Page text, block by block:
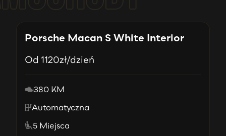
Porsche Macan S White Interior
Od 1120zł/dzień
380 KM
Automatyczna
5 Miejsca